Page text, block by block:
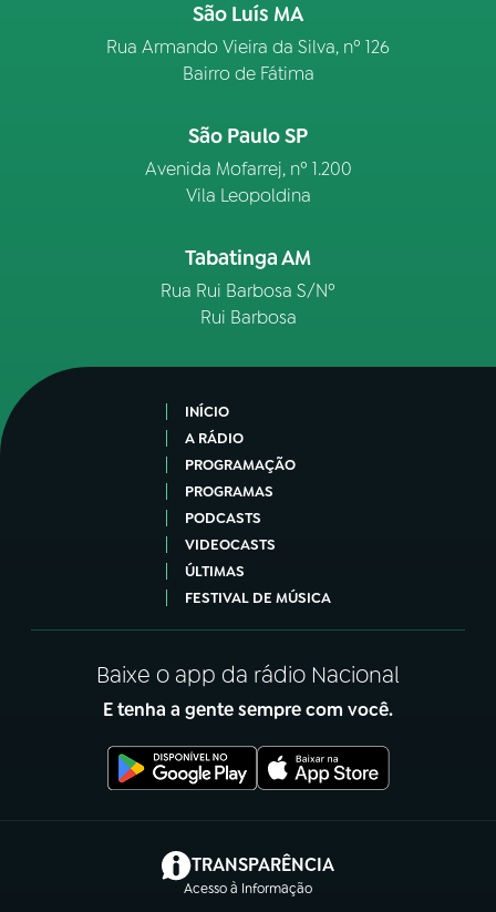
São Luís MA
Rua Armando Vieira da Silva, nº 126
Bairro de Fátima
São Paulo SP
Avenida Mofarrej, nº 1.200
Vila Leopoldina
Tabatinga AM
Rua Rui Barbosa S/Nº
Rui Barbosa
INÍCIO
A RÁDIO
PROGRAMAÇÃO
PROGRAMAS
PODCASTS
VIDEOCASTS
ÚLTIMAS
FESTIVAL DE MÚSICA
Baixe o app da rádio Nacional
E tenha a gente sempre com você.
TRANSPARÊNCIA
Acesso à Informação
(abre em nova aba)